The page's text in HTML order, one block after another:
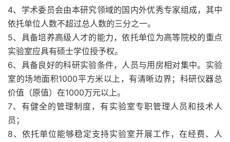
4、学术委员会由本研究领域的国内外优秀专家组成，其中
依托单位人数不超过总人数的三分之一。
5、具备培养高级人才的能力，依托单位为高等院校的重点
实验室应具有硕士学位授予权。
6、具备良好的科研实验条件，人员与用房相对集中。实验
室的场地面积1000平方米以上，有清晰边界；科研仪器总
价值（原值）在1000万元以上。
7、有健全的管理制度，有实验室专职管理人员和技术人
员；
8、依托单位能够稳定支持实验室开展工作，在经费、人